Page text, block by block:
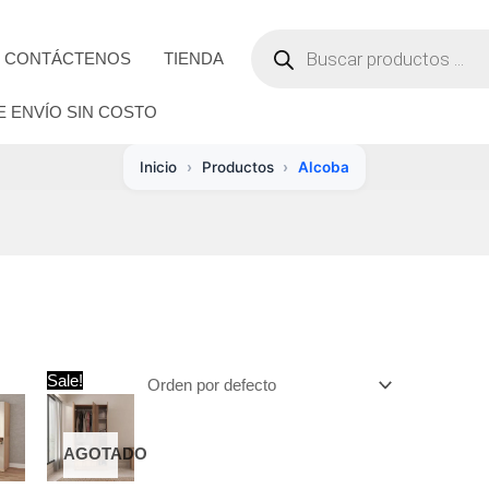
CONTÁCTENOS TIENDA
PRODUCTOS
ENVÍO SIN COSTO
Inicio Productos Alcoba
Sale!
AGOTADO